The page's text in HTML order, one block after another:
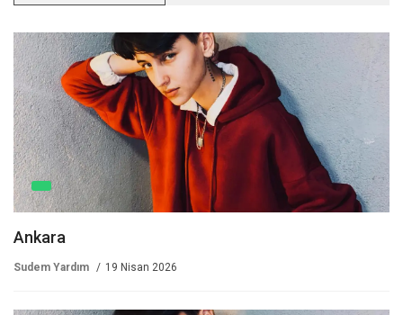
Ankara
Sudem Yardım 19 Nisan 2026